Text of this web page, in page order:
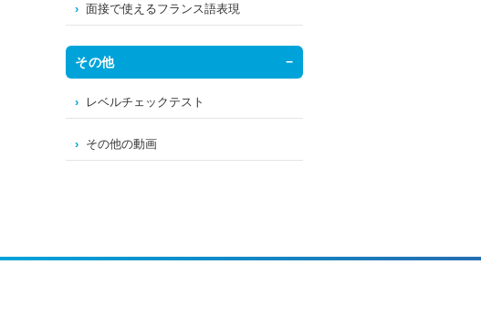
面接で使えるフランス語表現
その他
レベルチェックテスト
その他の動画